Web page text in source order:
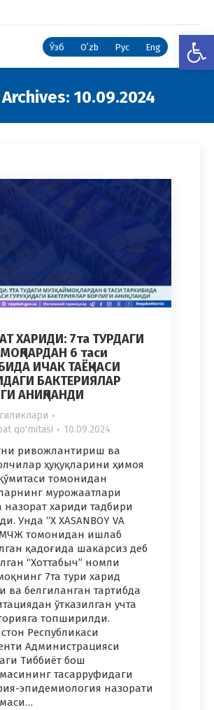
Ўзб Oʻzb Рус Eng
10.09.2024
ХАРИДИ: 7та ТУРДАГИ
6 таси
ИЧАК ТАЁҚЧАСИ
БАКТЕРИЯЛАР
АНИҚЛАНДИ
qo'mitasi 10.09.2024
ривожлантириш ва
ҳуқуқларини ҳимоя
томонидан
мурожаатлари
назорат хариди тадбири
Унда “X XASANBOY VA
МЧЖ томонидан ишлаб
қадоғида шакарсиз деб
“Хоттабыч” номли
7та тури харид
ва белгиланган тартибда
ўтказилган учта
топширилди.
Республикаси
Администрацияси
Тиббиёт бош
тасарруфидаги
эпидемиология назорати